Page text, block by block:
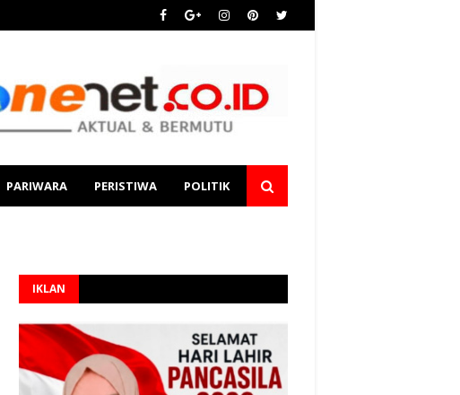
PARIWARA PERISTIWA POLITIK
IKLAN